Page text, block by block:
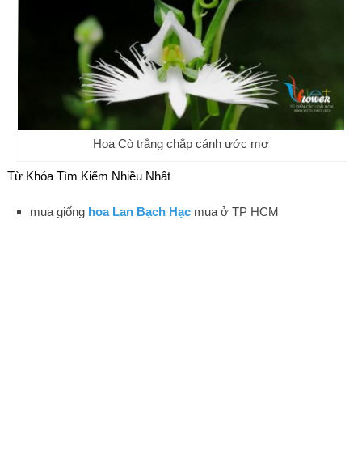
Hoa Cò trắng chắp cánh ước mơ
Từ Khóa Tìm Kiếm Nhiều Nhất
mua giống hoa Lan Bạch Hạc mua ở TP HCM